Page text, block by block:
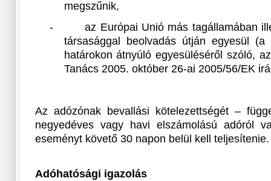
megszűnik,
-
az Európai Unió más tagállamában
társasággal beolvadás útján egyesül (a
határokon átnyúló egyesüléséről szóló,
Tanács 2005. október 26-ai 2005/56/EK
Az adózónak bevallási kötelezettségét –
negyedéves vagy havi elszámolású adóról
eseményt követő 30 napon belül kell teljesítenie.
Adóhatósági igazolás